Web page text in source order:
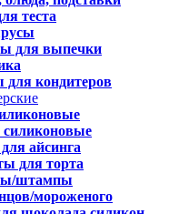
теста
для выпечки
кондитеров
айсинга
для торта
штампы
мороженого